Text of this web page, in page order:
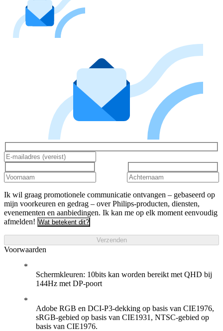
Ik wil graag promotionele communicatie ontvangen – gebaseerd op
mijn voorkeuren en gedrag – over Philips-producten, diensten,
evenementen en aanbiedingen. Ik kan me op elk moment eenvoudig
afmelden! Wat betekent dit?
Verzenden
Voorwaarden
Schermkleuren: 10bits kan worden bereikt met QHD bij
144Hz met DP-poort
Adobe RGB en DCI-P3-dekking op basis van CIE1976,
sRGB-gebied op basis van CIE1931, NTSC-gebied op
basis van CIE1976.